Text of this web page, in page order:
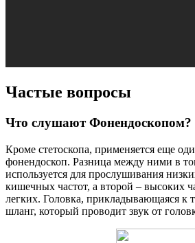
Частые вопросы
Что слушают Фонендоскопом?
Кроме стетоскопа, применяется еще
фонендоскоп. Разница между ними в
используется для прослушивания
кишечных частот, а второй – высоких
легких. Головка, прикладывающаяся к
шланг, который проводит звук от